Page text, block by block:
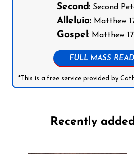
Second:Second
Alleluia:Matthew
Gospel:Matthew
FULL MASS
*This is a free service provided by
Recently